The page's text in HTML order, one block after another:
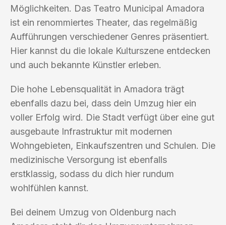
Möglichkeiten. Das Teatro Municipal Amadora
ist ein renommiertes Theater, das regelmäßig
Aufführungen verschiedener Genres präsentiert.
Hier kannst du die lokale Kulturszene entdecken
und auch bekannte Künstler erleben.
Die hohe Lebensqualität in Amadora trägt
ebenfalls dazu bei, dass dein Umzug hier ein
voller Erfolg wird. Die Stadt verfügt über eine gut
ausgebaute Infrastruktur mit modernen
Wohngebieten, Einkaufszentren und Schulen. Die
medizinische Versorgung ist ebenfalls
erstklassig, sodass du dich hier rundum
wohlfühlen kannst.
Bei deinem Umzug von Oldenburg nach